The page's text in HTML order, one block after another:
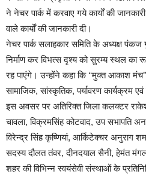
ने नेचर पार्क में करवाए गये कार्यों की
वाले कार्यों की जानकारी दी।
नेचर पार्क सलाहकार समिति के अध्यक्ष पंकज
निर्माण कर विभत्स दृश्य को सुरम्य स्थल का
रह पाएंगे। उन्होंने कहा कि ‘‘मुक्त आकाश
सामाजिक, सांस्कृतिक, पर्यावरण कार्यक्रम
इस अवसर पर अतिरिक्त जिला कलक्टर
चावला, विक्रमसिंह कोटवाद, उप सभापति
विरेन्द्र सिंह कृष्णियां, आर्किटेक्चर अनुराग
सदस्य दौलत तंवर, दीनदयाल सैनी, हेमंत मंगल
शहर की विभिन्न स्वयंसेवी संस्थाओं के